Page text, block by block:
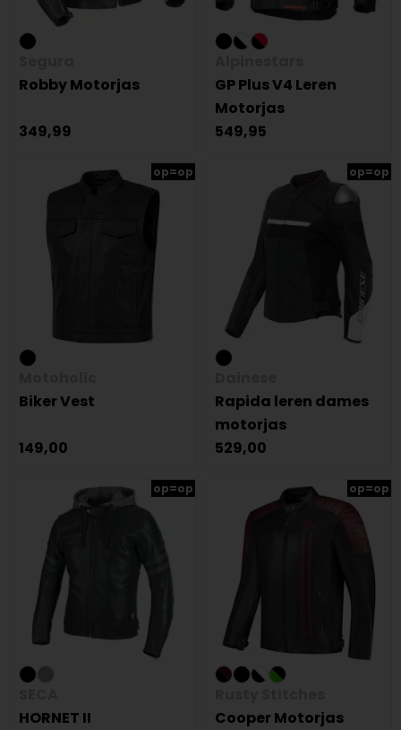
Robby Motorjas
349,99
GP Plus V4 Leren
Motorjas
549,95
op=op
Biker Vest
149,00
op=op
Rapida leren dames
motorjas
529,00
op=op
HORNET II
op=op
Cooper Motorjas